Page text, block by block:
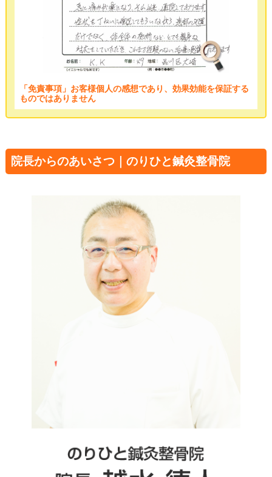
「免責事項」お客様個人の感想であり、効果効能を保証する
ものではありません
院長からのあいさつ｜のりひと鍼灸整骨院